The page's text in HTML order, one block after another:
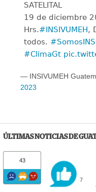
SATELITAL
19 de diciembre
Hrs.#INSIVUMEH,
todos.
#ClimaGt
— INSIVUMEH
2023
ÚLTIMAS NOTICIAS DE
43
7